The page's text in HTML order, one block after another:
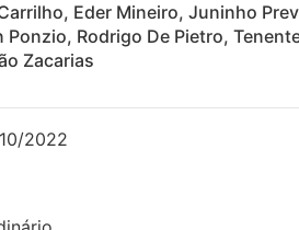
Eder Mineiro, Juninho
Rodrigo De Pietro,
Zacarias
2022